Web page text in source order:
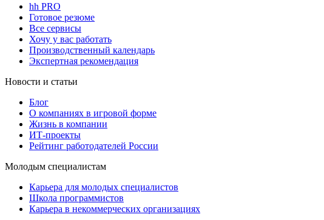
hh PRO
Готовое резюме
Все сервисы
Хочу у вас работать
Производственный календарь
Экспертная рекомендация
Новости и статьи
Блог
О компаниях в игровой форме
Жизнь в компании
ИТ-проекты
Рейтинг работодателей России
Молодым специалистам
Карьера для молодых специалистов
Школа программистов
Карьера в некоммерческих организациях